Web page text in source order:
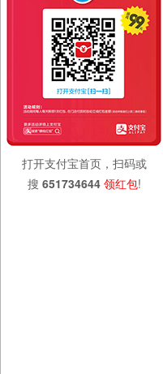
打开支付宝首页，扫码或
搜 651734644 领红包!